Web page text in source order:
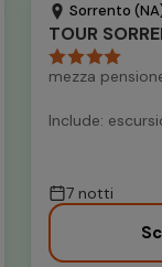
Sorrento
TOUR
mezza
Include:
7 notti